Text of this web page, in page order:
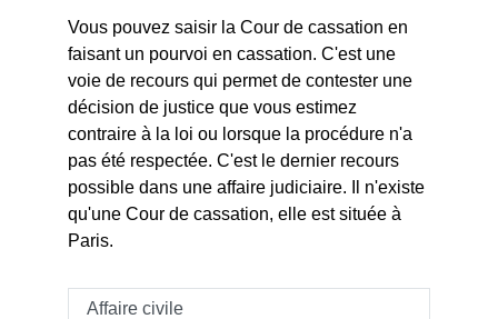
Vous pouvez saisir la Cour de cassation en
faisant un pourvoi en cassation. C'est une
voie de recours qui permet de contester une
décision de justice que vous estimez
contraire à la loi ou lorsque la procédure n'a
pas été respectée. C'est le dernier recours
possible dans une affaire judiciaire. Il n'existe
qu'une Cour de cassation, elle est située à
Paris.
Affaire civile